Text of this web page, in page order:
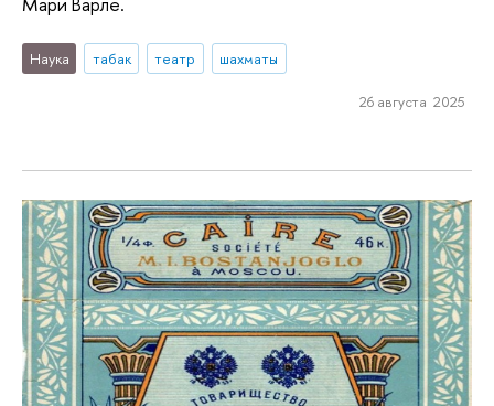
Наука табак театр шахматы
26 августа 2025